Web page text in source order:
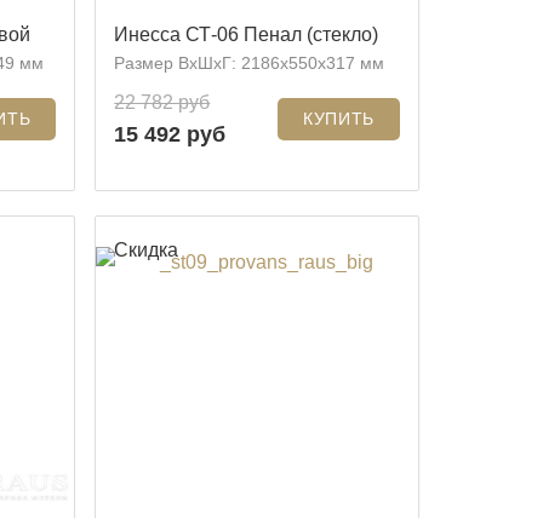
мм
Инесса СТ-06 Пенал (стекло)
Размер ВхШхГ: 2186x550x317 мм
22 782 руб
15 492 руб
Скидка